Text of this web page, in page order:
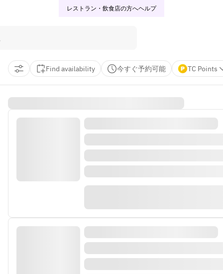
レストラン・飲食店の方へヘルプ
Find availability 今すぐ予約可能 TC Points